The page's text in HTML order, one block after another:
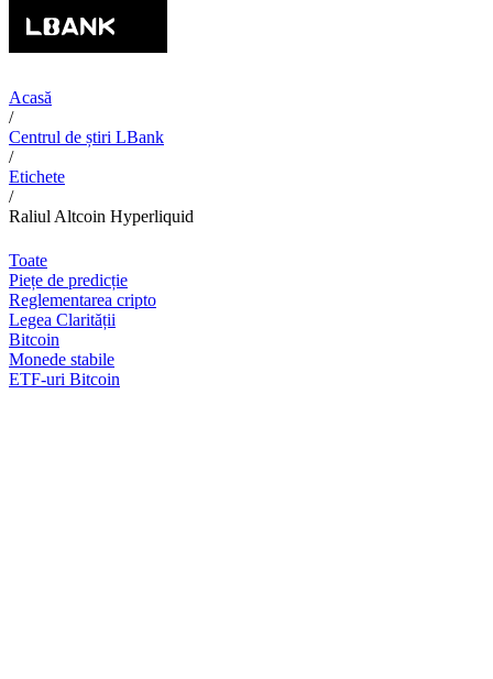
Acasă
/
Centrul de știri LBank
/
Etichete
/
Raliul Altcoin Hyperliquid
Toate
Piețe de predicție
Reglementarea cripto
Legea Clarității
Bitcoin
Monede stabile
ETF-uri Bitcoin